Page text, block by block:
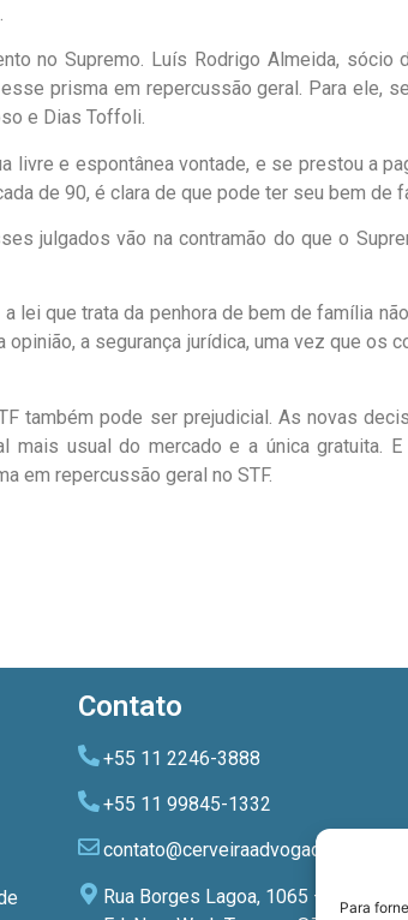
Para
no Supremo. Luís Rodrigo Almeida, sócio
prisma em repercussão geral. Para ele,
e Dias Toffoli.
e espontânea vontade, e se prestou a
de 90, é clara de que pode ter seu bem de
julgados vão na contramão do que o
lei que trata da penhora de bem de família
a segurança jurídica, uma vez que os
também pode ser prejudicial. As novas
usual do mercado e a única gratuita.
em repercussão geral no STF.
Contato
+55 11 2246-3888
+55 11 99845-1332
contato@cerveiraadvogados.com.br
Rua Borges Lagoa, 1065 – 3º andar